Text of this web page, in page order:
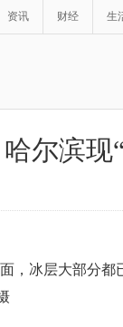
资讯 财经 生
哈尔滨现
，冰层大部分